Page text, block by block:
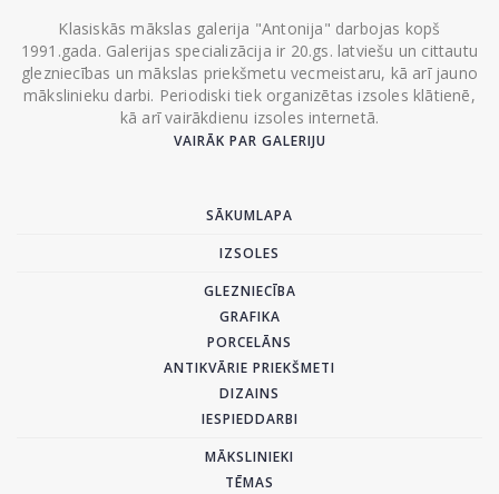
Klasiskās mākslas galerija "Antonija" darbojas kopš
1991.gada. Galerijas specializācija ir 20.gs. latviešu un cittautu
glezniecības un mākslas priekšmetu vecmeistaru, kā arī jauno
mākslinieku darbi. Periodiski tiek organizētas izsoles klātienē,
kā arī vairākdienu izsoles internetā.
VAIRĀK PAR GALERIJU
SĀKUMLAPA
IZSOLES
GLEZNIECĪBA
GRAFIKA
PORCELĀNS
ANTIKVĀRIE PRIEKŠMETI
DIZAINS
IESPIEDDARBI
MĀKSLINIEKI
TĒMAS